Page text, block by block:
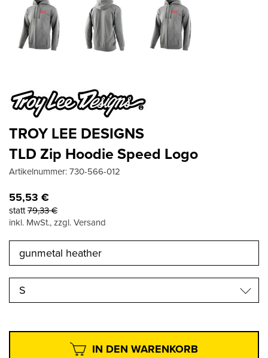
TROY LEE DESIGNS
TLD Zip Hoodie Speed Logo
Artikelnummer:730-566-012
55,53 €
statt79,33€
inkl. MwSt., zzgl. Versand
S
IN DEN WARENKORB